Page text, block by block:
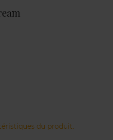
du produit.